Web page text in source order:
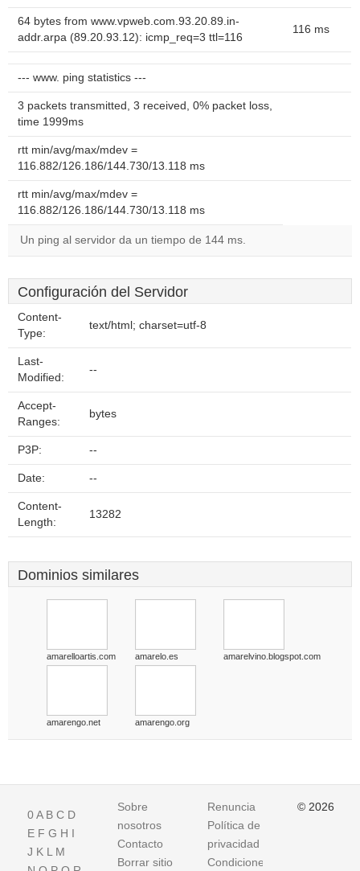
64 bytes from www.vpweb.com.93.20.89.in-
addr.arpa (89.20.93.12): icmp_req=3 ttl=116
116 ms
--- www. ping statistics ---
3 packets transmitted, 3 received, 0% packet loss,
time 1999ms
rtt min/avg/max/mdev =
116.882/126.186/144.730/13.118 ms
rtt min/avg/max/mdev =
116.882/126.186/144.730/13.118 ms
Un ping al servidor da un tiempo de 144 ms.
Configuración del Servidor
Content-
Type:
text/html; charset=utf-8
Last-
Modified:
--
Accept-
Ranges:
bytes
P3P: --
Date: --
Content-
Length:
13282
Dominios similares
amarelloartis.com amarelo.es amarelvino.blogspot.com
amarengo.net amarengo.org
0A B C D
E F G H I
J K L M
Sobre
nosotros
Contacto
Borrar sitio
Renuncia
Política de
privacidad
Condiciones
© 2026